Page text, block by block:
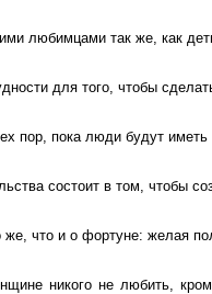
любимцами так же, как
для того, чтобы
пор, пока люди будут
состоит в том, чтобы
что и о фортуне: желая
никого не любить,